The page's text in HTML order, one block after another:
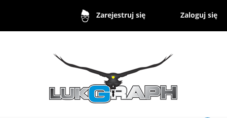
Zarejestruj się Zaloguj się